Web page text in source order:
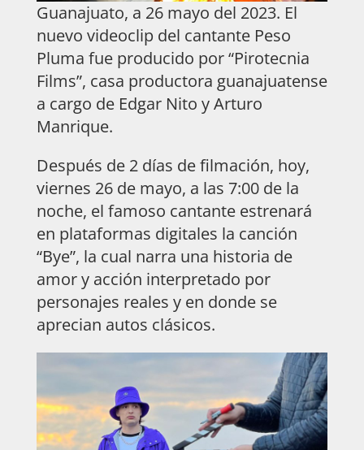
Guanajuato, a 26 mayo del 2023. El
nuevo videoclip del cantante Peso
Pluma fue producido por “Pirotecnia
Films”, casa productora guanajuatense
a cargo de Edgar Nito y Arturo
Manrique.
Después de 2 días de filmación, hoy,
viernes 26 de mayo, a las 7:00 de la
noche, el famoso cantante estrenará
en plataformas digitales la canción
“Bye”, la cual narra una historia de
amor y acción interpretado por
personajes reales y en donde se
aprecian autos clásicos.